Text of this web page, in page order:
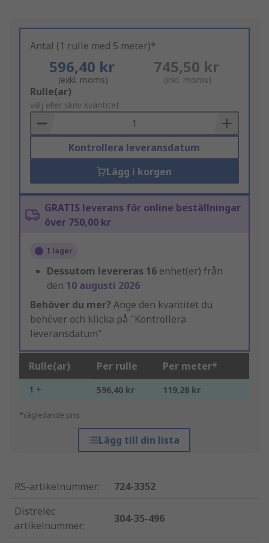
Antal (1 rulle med 5 meter)*
596,40 kr
(exkl. moms)
745,50 kr
(inkl. moms)
Add
to
Basket
Rulle(ar)
välj eller skriv kvantitet
Kontrollera leveransdatum
Lägg i korgen
GRATIS leverans för online beställningar
över 750,00 kr
I lager
Dessutom levereras 16 enhet(er) från
den 10 augusti 2026
Behöver du mer? Ange den kvantitet du
behöver och klicka på "Kontrollera
leveransdatum"
Rulle(ar) Per rulle Per meter*
1 + 596,40 kr 119,28 kr
*vägledande pris
Lägg till din lista
RS-artikelnummer:
724-3352
Distrelec
artikelnummer:
304-35-496